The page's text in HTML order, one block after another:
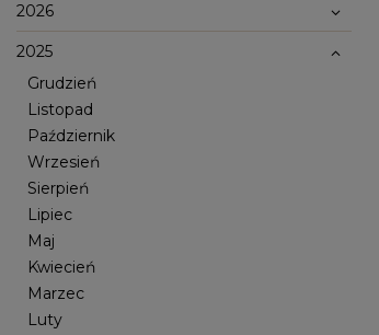
Popularne kategorie
2026
2025
Grudzień
Listopad
Październik
Wrzesień
Sierpień
Lipiec
Maj
Kwiecień
Marzec
Luty